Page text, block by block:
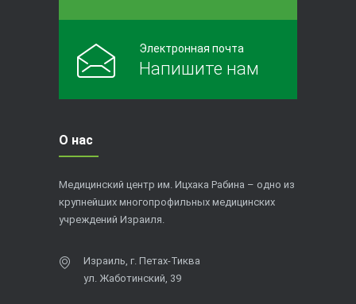
Электронная почта
Напишите нам
О нас
Медицинский центр им. Ицхака Рабина – одно из
крупнейших многопрофильных медицинских
учреждений Израиля.
Израиль, г. Петах-Тиква
ул. Жаботинский, 39